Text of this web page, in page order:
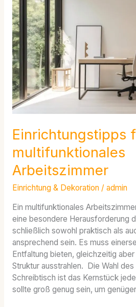
Einrichtungstipps
multifunktionales
Arbeitszimmer
Einrichtung & Dekoration/ admin
Ein multifunktionales
eine besondere Herausforderung
schließlich sowohl praktisch als
ansprechend sein. Es muss
Entfaltung bieten, gleichzeitig aber
Struktur ausstrahlen. Die Wahl
Schreibtisch ist das Kernstück
sollte groß genug sein, um
ein
multifunktionales
Arbeitszimmer